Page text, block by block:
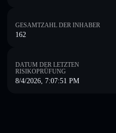
GESAMTZAHL DER INHABER
162
DATUM DER LETZTEN
RISIKOPRÜFUNG
8/4/2026, 7:07:51 PM